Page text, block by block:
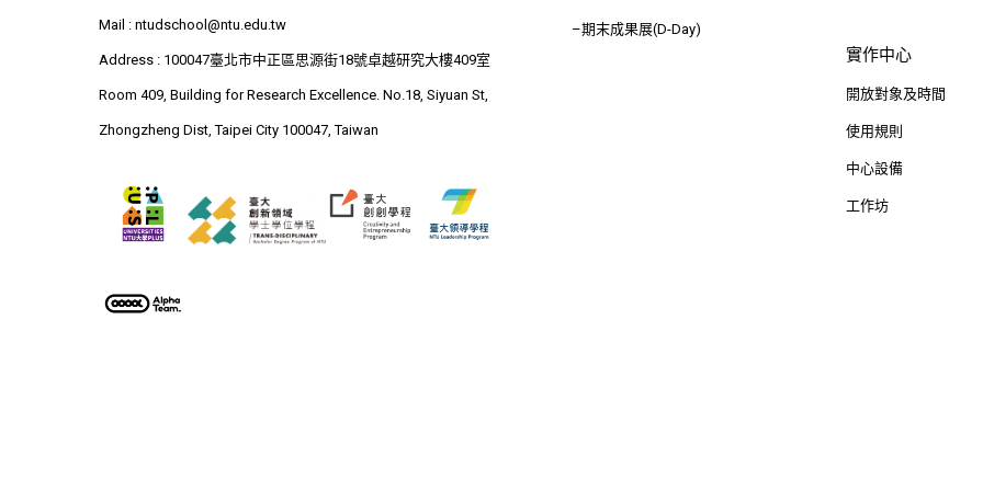
Mail : ntudschool@ntu.edu.tw
Address : 100047臺北市中正區思源街18號卓越研究大樓409室
Room 409, Building for Research Excellence. No.18, Siyuan St,
Zhongzheng Dist, Taipei City 100047, Taiwan
–期末成果展(D-Day)
實作中心
開放對象及時間
使用規則
中心設備
工作坊